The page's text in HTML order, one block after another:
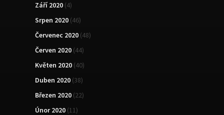
Září 2020 (4)
Srpen 2020 (46)
Červenec 2020 (48)
Červen 2020 (44)
Květen 2020 (40)
Duben 2020 (38)
Březen 2020 (22)
Únor 2020 (11)